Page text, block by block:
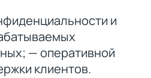
и
— оперативной
клиентов.